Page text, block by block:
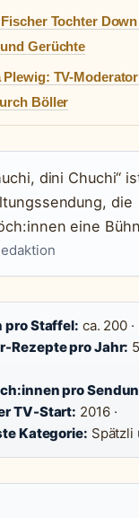
Fischer Tochter
Gerüchte
Plewig: TV-
Böller
dini Chuchi“
die
eine
pro Staffel: ca. 200 ·
Rezepte pro Jahr:
pro
TV-Start: 2016 ·
Kategorie: Spätzli